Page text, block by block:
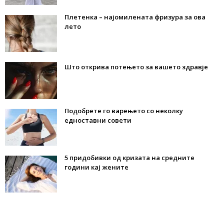
Плетенка – најомилената фризура за ова
лето
Што открива потењето за вашето здравје
Подобрете го варењето со неколку
едноставни совети
5 придобивки од кризата на средните
години кај жените